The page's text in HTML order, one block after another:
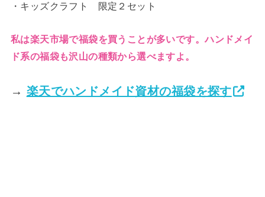
・キッズクラフト 限定２セット
私は楽天市場で福袋を買うことが多いです。ハンドメイ
ド系の福袋も沢山の種類から選べますよ。
→ 楽天でハンドメイド資材の福袋を探す